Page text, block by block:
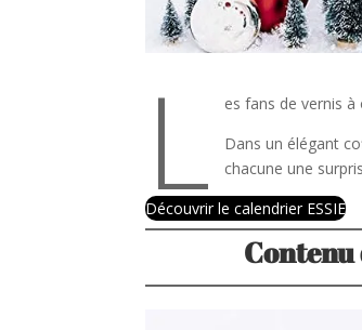
L es fans de vernis
Dans un élégant
chacune une
Découvrir le calendrier ESSIE
Contenu